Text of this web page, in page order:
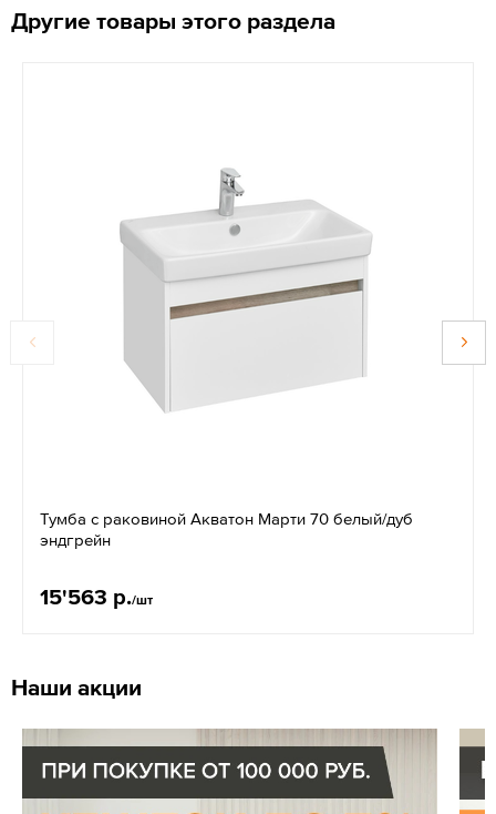
Другие товары этого раздела
Тумба с раковиной Акватон Марти 70 белый/дуб
эндгрейн
15'563 р./шт
Наши акции